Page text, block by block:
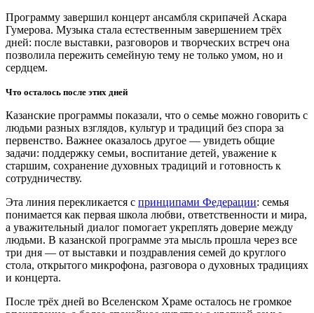
Программу завершил концерт ансамбля скрипачей Аскара
Гумерова. Музыка стала естественным завершением трёх
дней: после выставки, разговоров и творческих встреч она
позволила пережить семейную тему не только умом, но и
сердцем.
Что осталось после этих дней
Казанские программы показали, что о семье можно говорить с
людьми разных взглядов, культур и традиций без спора за
первенство. Важнее оказалось другое — увидеть общие
задачи: поддержку семьи, воспитание детей, уважение к
старшим, сохранение духовных традиций и готовность к
сотрудничеству.
Эта линия перекликается с принципами Федерации: семья
понимается как первая школа любви, ответственности и мира,
а уважительный диалог помогает укреплять доверие между
людьми. В казанской программе эта мысль прошла через все
три дня — от выставки и поздравления семей до круглого
стола, открытого микрофона, разговора о духовных традициях
и концерта.
После трёх дней во Вселенском Храме осталось не громкое